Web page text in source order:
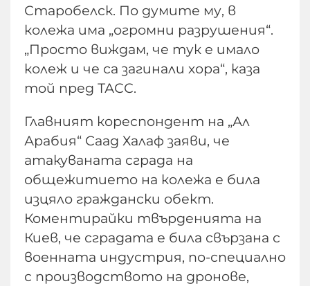
Старобелск. По думите му, в
колежа има „огромни разрушения“.
„Просто виждам, че тук е имало
колеж и че са загинали хора“, каза
той пред ТАСС.
Главният кореспондент на „Ал
Арабия“ Саад Халаф заяви, че
атакуваната сграда на
общежитието на колежа е била
изцяло граждански обект.
Коментирайки твърденията на
Киев, че сградата е била свързана с
военната индустрия, по-специално
с производството на дронове,